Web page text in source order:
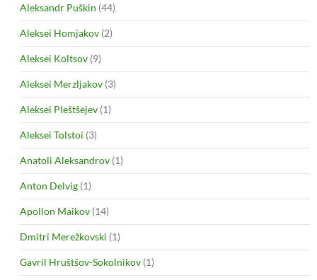
Aleksandr Puškin (44)
Aleksei Homjakov (2)
Aleksei Koltsov (9)
Aleksei Merzljakov (3)
Aleksei Pleštšejev (1)
Aleksei Tolstoi (3)
Anatoli Aleksandrov (1)
Anton Delvig (1)
Apollon Maikov (14)
Dmitri Merežkovski (1)
Gavril Hruštšov-Sokolnikov (1)